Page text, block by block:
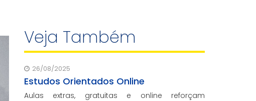
Veja Também
26/08/2025
Estudos Orientados Online
Aulas extras, gratuitas e online reforçam